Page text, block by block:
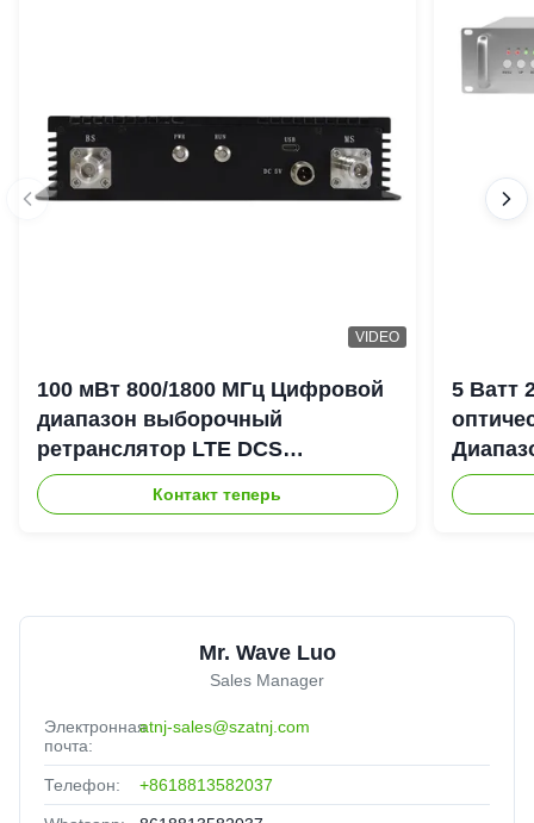
VIDEO
100 мВт 800/1800 МГц Цифровой
диапазон выборочный
ретранслятор LTE DCS
Цифровой канал выборочный
Bda Пико ретранслятор
Контакт теперь
5 Ватт
DAS
Mr. Wave Luo
Sales Manager
Электронная
почта:
atnj-sales@szatnj.com
Телефон: +8618813582037